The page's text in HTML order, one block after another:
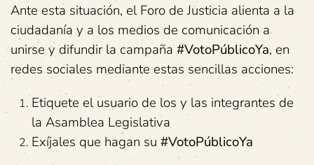
Ante esta situación, el Foro de Justicia alienta a la
ciudadanía y a los medios de comunicación a
unirse y difundir la campaña #VotoPúblicoYa, en
redes sociales mediante estas sencillas acciones:
Etiquete el usuario de los y las integrantes de
la Asamblea Legislativa
Exíjales que hagan su #VotoPúblicoYa